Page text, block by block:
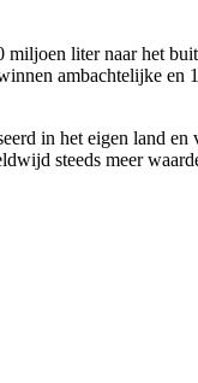
liter naar het
ambachtelijke
in het eigen land
steeds meer